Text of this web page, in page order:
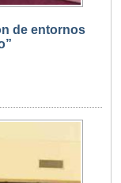
de entornos